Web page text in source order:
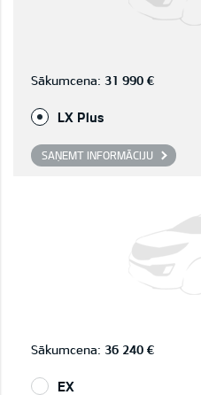
Sākumcena: 31 990 €
LX Plus
SAŅEMT INFORMĀCIJU
Sākumcena: 36 240 €
EX